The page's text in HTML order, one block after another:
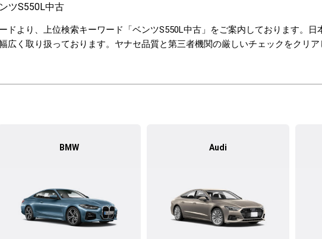
ツS550L中古
ドより、上位検索キーワード「ベンツS550L中古」をご案内しております。
広く取り扱っております。ヤナセ品質と第三者機関の厳しいチェックをクリ
BMW Audi